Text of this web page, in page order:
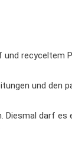
recyceltem
und den
Diesmal darf es